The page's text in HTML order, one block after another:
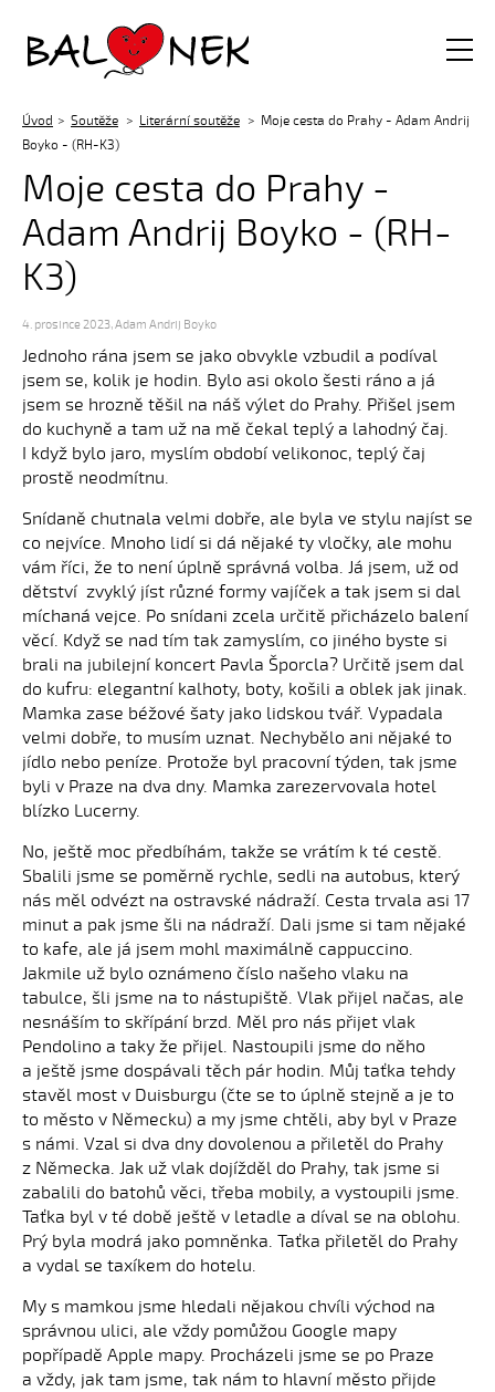
Balónek z.s.
Úvod Soutěže Literární soutěže
Moje cesta do Prahy - Adam Andrij
Boyko - (RH-K3)
Moje cesta do Prahy -
Adam Andrij Boyko - (RH-
K3)
4. prosince 2023,Adam Andrij Boyko
Jednoho rána jsem se jako obvykle vzbudil a podíval
jsem se, kolik je hodin. Bylo asi okolo šesti ráno a já
jsem se hrozně těšil na náš výlet do Prahy. Přišel jsem
do kuchyně a tam už na mě čekal teplý a lahodný čaj.
I když bylo jaro, myslím období velikonoc, teplý čaj
prostě neodmítnu.
Snídaně chutnala velmi dobře, ale byla ve stylu najíst se
co nejvíce. Mnoho lidí si dá nějaké ty vločky, ale mohu
vám říci, že to není úplně správná volba. Já jsem, už od
dětství zvyklý jíst různé formy vajíček a tak jsem si dal
míchaná vejce. Po snídani zcela určitě přicházelo balení
věcí. Když se nad tím tak zamyslím, co jiného byste si
brali na jubilejní koncert Pavla Šporcla? Určitě jsem dal
do kufru: elegantní kalhoty, boty, košili a oblek jak jinak.
Mamka zase béžové šaty jako lidskou tvář. Vypadala
velmi dobře, to musím uznat. Nechybělo ani nějaké to
jídlo nebo peníze. Protože byl pracovní týden, tak jsme
byli v Praze na dva dny. Mamka zarezervovala hotel
blízko Lucerny.
No, ještě moc předbíhám, takže se vrátím k té cestě.
Sbalili jsme se poměrně rychle, sedli na autobus, který
nás měl odvézt na ostravské nádraží. Cesta trvala asi 17
minut a pak jsme šli na nádraží. Dali jsme si tam nějaké
to kafe, ale já jsem mohl maximálně cappuccino.
Jakmile už bylo oznámeno číslo našeho vlaku na
tabulce, šli jsme na to nástupiště. Vlak přijel načas, ale
nesnáším to skřípání brzd. Měl pro nás přijet vlak
Pendolino a taky že přijel. Nastoupili jsme do něho
a ještě jsme dospávali těch pár hodin. Můj taťka tehdy
stavěl most v Duisburgu (čte se to úplně stejně a je to
to město v Německu) a my jsme chtěli, aby byl v Praze
s námi. Vzal si dva dny dovolenou a přiletěl do Prahy
z Německa. Jak už vlak dojížděl do Prahy, tak jsme si
zabalili do batohů věci, třeba mobily, a vystoupili jsme.
Taťka byl v té době ještě v letadle a díval se na oblohu.
Prý byla modrá jako pomněnka. Taťka přiletěl do Prahy
a vydal se taxíkem do hotelu.
My s mamkou jsme hledali nějakou chvíli východ na
správnou ulici, ale vždy pomůžou Google mapy
popřípadě Apple mapy. Procházeli jsme se po Praze
a vždy, jak tam jsme, tak nám to hlavní město přijde